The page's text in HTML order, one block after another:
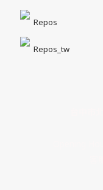
Repos
Repos_tw